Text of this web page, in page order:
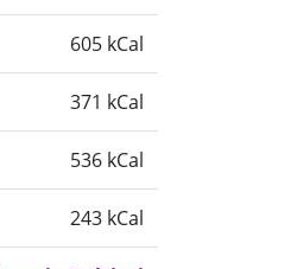
605 kCal
371 kCal
536 kCal
243 kCal